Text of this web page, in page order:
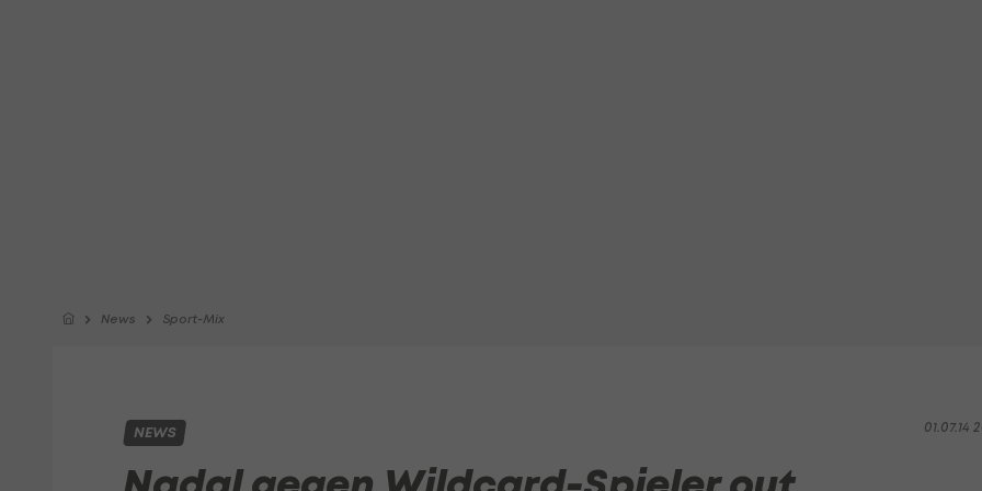
News Sport-Mix
01.07.14
NEWS